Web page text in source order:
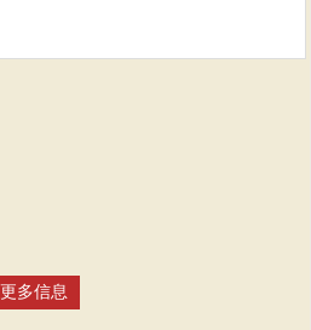
更多信息